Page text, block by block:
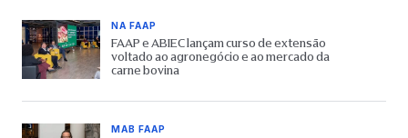
NA FAAP
FAAP e ABIEC lançam curso de extensão
voltado ao agronegócio e ao mercado da
carne bovina
MAB FAAP